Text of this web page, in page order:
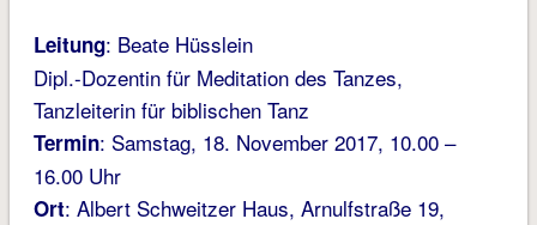
Leitung: Beate Hüsslein
Dipl.-Dozentin für Meditation des Tanzes,
Tanzleiterin für biblischen Tanz
Termin: Samstag, 18. November 2017, 10.00 –
16.00 Uhr
Ort: Albert Schweitzer Haus, Arnulfstraße 19,